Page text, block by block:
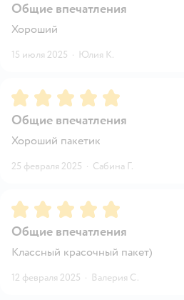
Общие впечатления
Хороший
15 июля 2025 · Юлия К.
Рейтинг:5
Общие впечатления
Хороший пакетик
25 февраля 2025 · Сабина Г.
Рейтинг:5
Общие впечатления
Классный красочный пакет)
12 февраля 2025 · Валерия С.